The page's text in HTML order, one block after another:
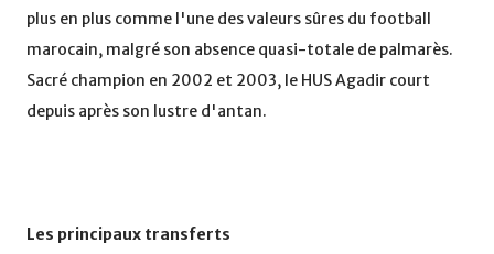
plus en plus comme l'une des valeurs sûres du football
marocain, malgré son absence quasi-totale de palmarès.
Sacré champion en 2002 et 2003, le HUS Agadir court
depuis après son lustre d'antan.
Les principaux transferts